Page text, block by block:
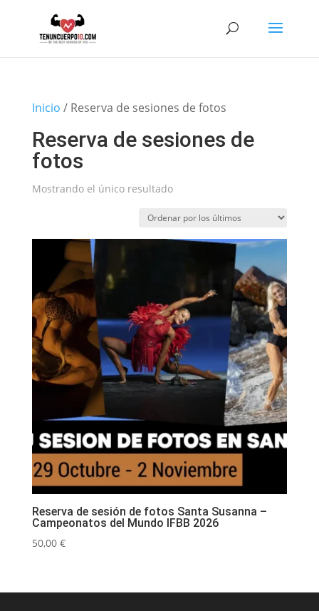
Inicio / Reserva de sesiones de fotos
Reserva de sesiones de
fotos
Mostrando el único resultado
Reserva de sesión de fotos Santa Susanna –
Campeonatos del Mundo IFBB 2026
50,00 €